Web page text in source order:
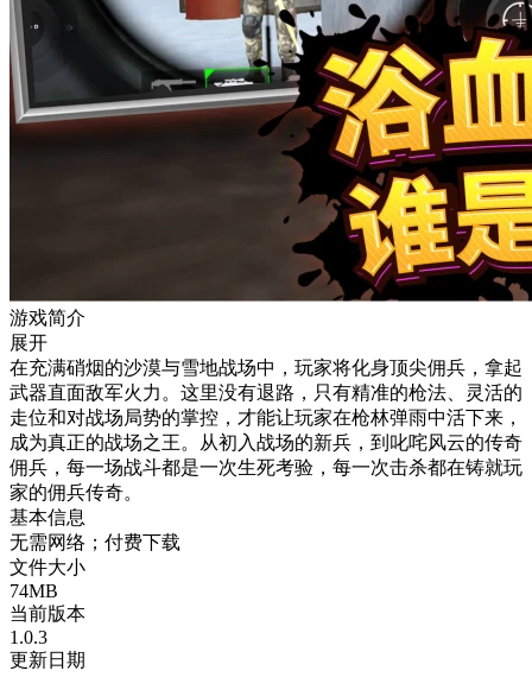
游戏简介
展开
在充满硝烟的沙漠与雪地战场中，玩家将化身顶尖佣兵，拿起
武器直面敌军火力。这里没有退路，只有精准的枪法、灵活的
走位和对战场局势的掌控，才能让玩家在枪林弹雨中活下来，
成为真正的战场之王。从初入战场的新兵，到叱咤风云的传奇
佣兵，每一场战斗都是一次生死考验，每一次击杀都在铸就玩
家的佣兵传奇。
基本信息
无需网络；付费下载
文件大小
74MB
当前版本
1.0.3
更新日期